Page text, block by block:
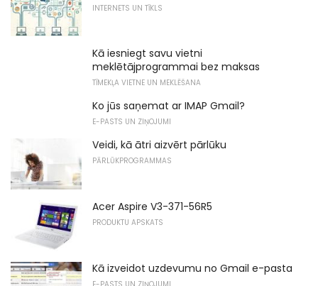
INTERNETS UN TĪKLS
Kā iesniegt savu vietni
meklētājprogrammai bez maksas
TĪMEKĻA VIETNE UN MEKLĒŠANA
Ko jūs saņemat ar IMAP Gmail?
E-PASTS UN ZIŅOJUMI
Veidi, kā ātri aizvērt pārlūku
PĀRLŪKPROGRAMMAS
Acer Aspire V3-371-56R5
PRODUKTU APSKATS
Kā izveidot uzdevumu no Gmail e-pasta